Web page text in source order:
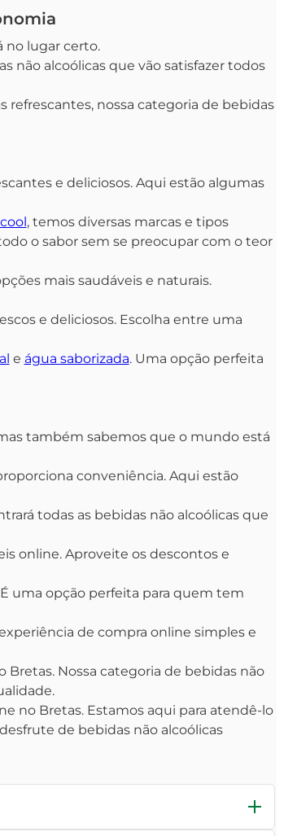
no lugar certo.
não alcoólicas que vão satisfazer todos
refrescantes, nossa categoria de bebidas
e deliciosos. Aqui estão algumas
, temos diversas marcas e tipos
o sabor sem se preocupar com o teor
mais saudáveis e naturais.
e deliciosos. Escolha entre uma
e água saborizada. Uma opção perfeita
também sabemos que o mundo está
conveniência. Aqui estão
todas as bebidas não alcoólicas que
online. Aproveite os descontos e
uma opção perfeita para quem tem
de compra online simples e
Bretas. Nossa categoria de bebidas não
no Bretas. Estamos aqui para atendê-lo
de bebidas não alcoólicas